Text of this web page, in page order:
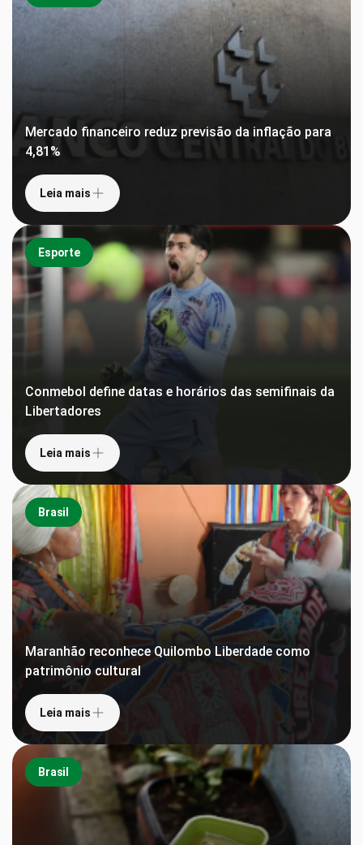
Mercado financeiro reduz previsão da inflação para
4,81%
Leia mais
Esporte
Conmebol define datas e horários das semifinais da
Libertadores
Leia mais
Brasil
Maranhão reconhece Quilombo Liberdade como
patrimônio cultural
Leia mais
Brasil